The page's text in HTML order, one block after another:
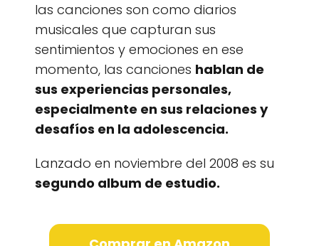
las canciones son como diarios
musicales que capturan sus
sentimientos y emociones en ese
momento, las canciones hablan de
sus experiencias personales,
especialmente en sus relaciones y
desafíos en la adolescencia.
Lanzado en noviembre del 2008 es su
segundo album de estudio.